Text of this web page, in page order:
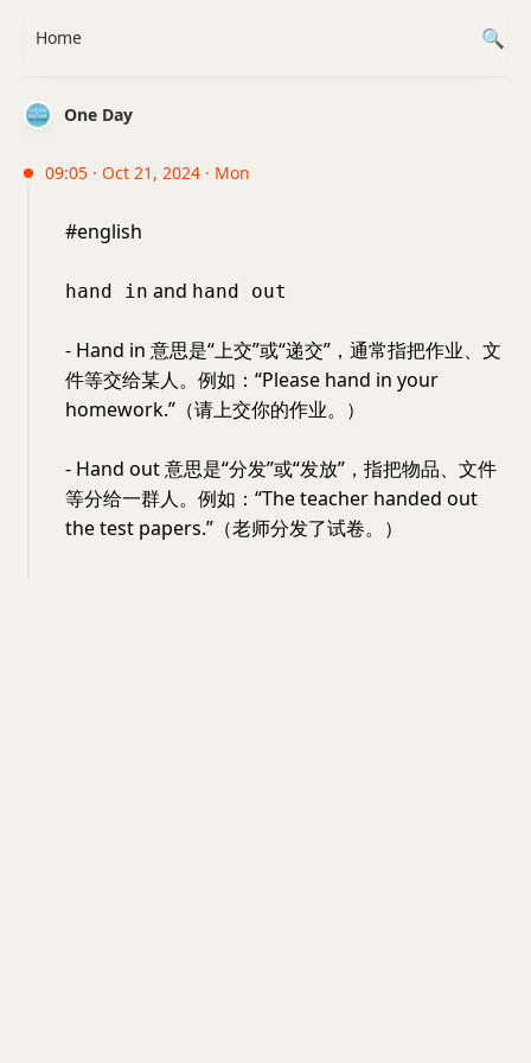
One Day
09:05 · Oct 21, 2024 · Mon
#english
hand in and hand out
- Hand in 意思是“上交”或“递交”，通常指把作业、文
件等交给某人。例如：“Please hand in your
homework.”（请上交你的作业。）
- Hand out 意思是“分发”或“发放”，指把物品、文件
等分给一群人。例如：“The teacher handed out
the test papers.”（老师分发了试卷。）
Home